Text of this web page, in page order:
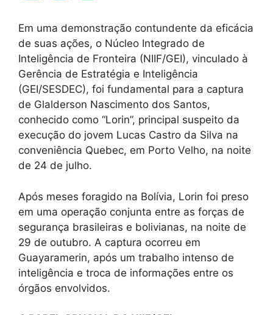
Em uma demonstração contundente da eficácia
de suas ações, o Núcleo Integrado de
Inteligência de Fronteira (NIIF/GEI), vinculado à
Gerência de Estratégia e Inteligência
(GEI/SESDEC), foi fundamental para a captura
de Glalderson Nascimento dos Santos,
conhecido como “Lorin”, principal suspeito da
execução do jovem Lucas Castro da Silva na
conveniência Quebec, em Porto Velho, na noite
de 24 de julho.
Após meses foragido na Bolívia, Lorin foi preso
em uma operação conjunta entre as forças de
segurança brasileiras e bolivianas, na noite de
29 de outubro. A captura ocorreu em
Guayaramerin, após um trabalho intenso de
inteligência e troca de informações entre os
órgãos envolvidos.